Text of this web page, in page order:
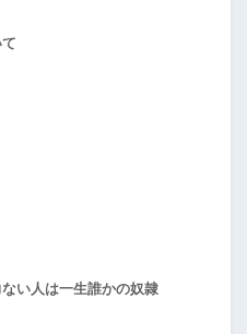
い人は一生誰かの奴隷